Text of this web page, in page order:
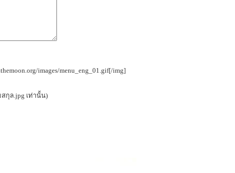
images/menu_eng_01.gif[/img]
กุล.jpg เท่านั้น)